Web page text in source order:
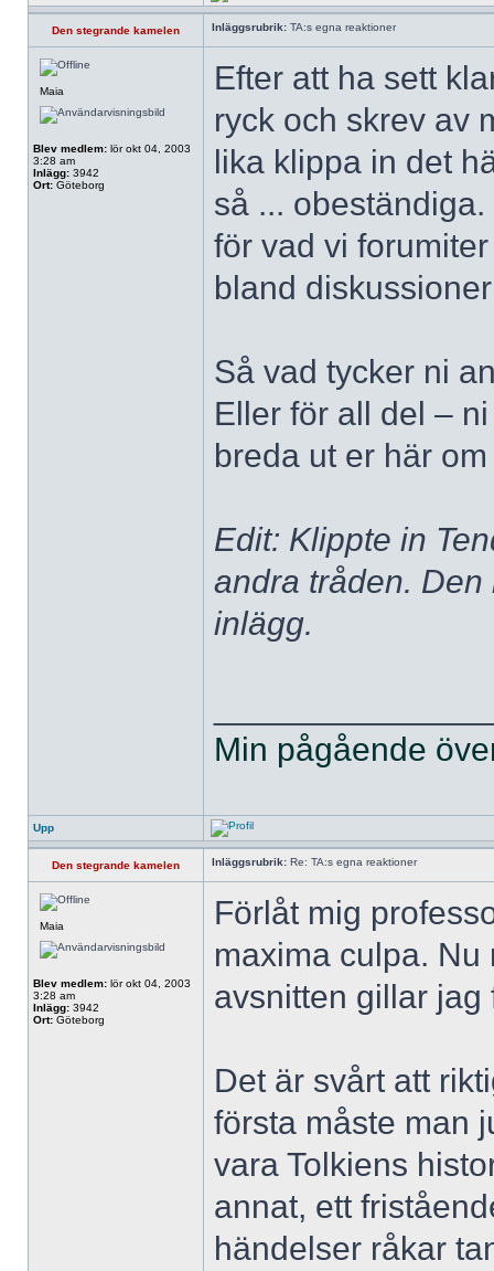
Den stegrande kamelen Inläggsrubrik: TA:s egna reaktioner
Maia
Blev medlem: lör okt 04, 2003
3:28 am
Inlägg: 3942
Ort: Göteborg
Efter att ha sett
ryck och skrev av
lika klippa in det
så ...
för vad vi
bland
Så vad tycker ni
Eller för all del –
breda ut er här
Edit: Klippte in
andra tråden.
inlägg.
Min pågående
Upp
Den stegrande kamelen Inläggsrubrik: Re: TA:s egna reaktioner
Maia
Blev medlem: lör okt 04, 2003
3:28 am
Inlägg: 3942
Ort: Göteborg
Förlåt mig
maxima culpa.
avsnitten gillar jag
Det är svårt att
första måste man
vara Tolkiens
annat, ett
händelser råkar